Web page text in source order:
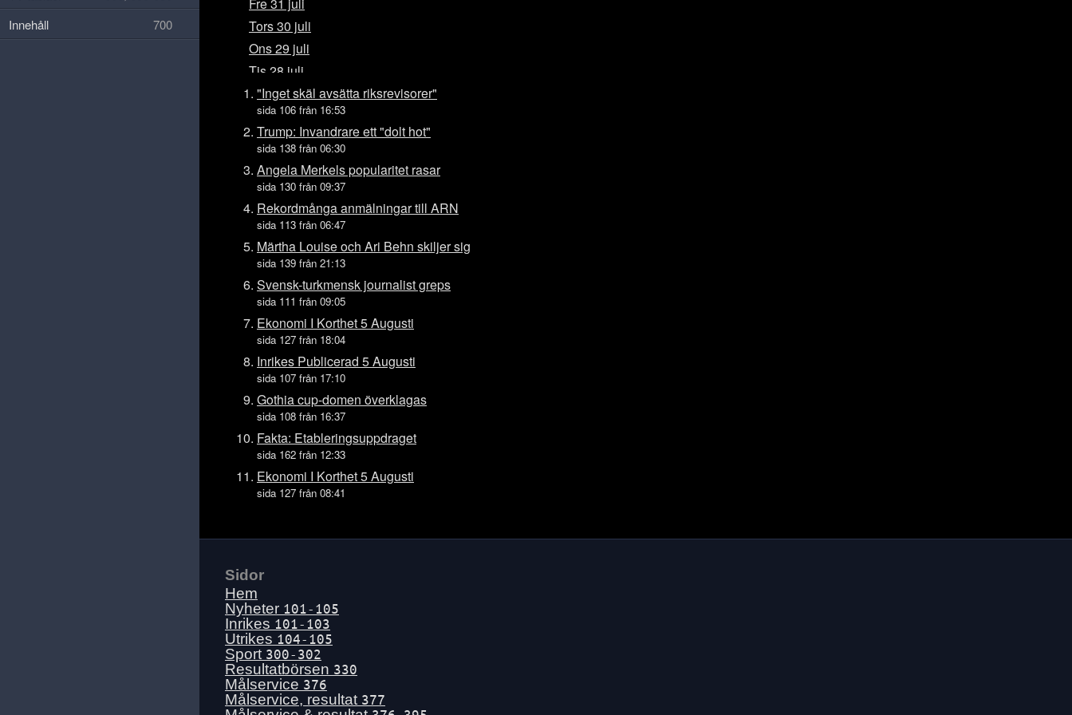
Fre 31 juli
Tors 30 juli
Ons 29 juli
Tis 28 juli
Mån 27 juli
Sön 26 juli
Lör 25 juli
Tors 23 juli
Ons 22 juli
Tis 21 juli
Mån 20 juli
Sön 19 juli
Lör 18 juli
Fre 17 juli
Tors 16 juli
Ons 15 juli
Tis 14 juli
Mån 13 juli
Lör 11 juli
Fre 10 juli
Tors 9 juli
Tis 7 juli
Sön 5 juli
Lör 4 juli
Fre 3 juli
Tors 2 juli
Ons 1 juli
Tis 30 juni
"Inget skäl avsätta riksrevisorer"
sida 106 från 16:53
Trump: Invandrare ett "dolt hot"
sida 138 från 06:30
Angela Merkels popularitet rasar
sida 130 från 09:37
Rekordmånga anmälningar till ARN
sida 113 från 06:47
Märtha Louise och Ari Behn skiljer sig
sida 139 från 21:13
Svensk-turkmensk journalist greps
sida 111 från 09:05
Ekonomi I Korthet 5 Augusti
sida 127 från 18:04
Inrikes Publicerad 5 Augusti
sida 107 från 17:10
Gothia cup-domen överklagas
sida 108 från 16:37
Fakta: Etableringsuppdraget
sida 162 från 12:33
Ekonomi I Korthet 5 Augusti
sida 127 från 08:41
Sidor
Hem
Nyheter 101-105
Inrikes 101-103
Utrikes 104-105
Sport 300-302
Resultatbörsen 330
Målservice 376
Målservice, resultat 377
Innehåll
700